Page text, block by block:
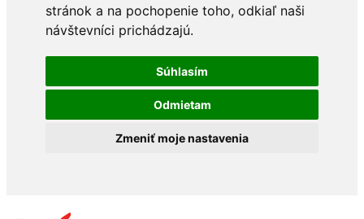
stránok a na pochopenie toho, odkiaľ naši
návštevníci prichádzajú.
Súhlasím
Odmietam
Zmeniť moje nastavenia